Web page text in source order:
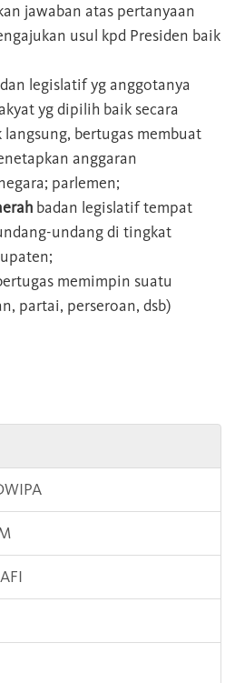
jawaban atas pertanyaan
usul kpd Presiden baik
legislatif yg anggotanya
yg dipilih baik secara
bertugas membuat
anggaran
parlemen;
badan legislatif tempat
undang di tingkat
memimpin suatu
partai, perseroan, dsb)